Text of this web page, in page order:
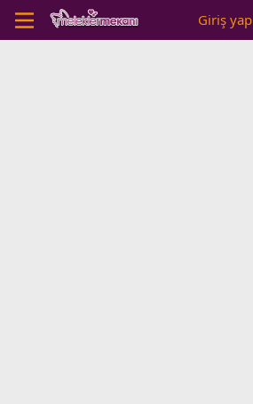
Giriş yap